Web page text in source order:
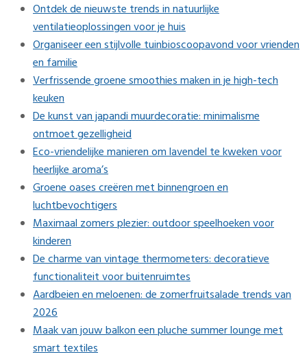
Ontdek de nieuwste trends in natuurlijke
ventilatieoplossingen voor je huis
Organiseer een stijlvolle tuinbioscoopavond voor vrienden
en familie
Verfrissende groene smoothies maken in je high-tech
keuken
De kunst van japandi muurdecoratie: minimalisme
ontmoet gezelligheid
Eco-vriendelijke manieren om lavendel te kweken voor
heerlijke aroma’s
Groene oases creëren met binnengroen en
luchtbevochtigers
Maximaal zomers plezier: outdoor speelhoeken voor
kinderen
De charme van vintage thermometers: decoratieve
functionaliteit voor buitenruimtes
Aardbeien en meloenen: de zomerfruitsalade trends van
2026
Maak van jouw balkon een pluche summer lounge met
smart textiles